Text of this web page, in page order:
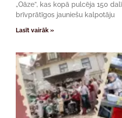
„Oāze”, kas kopā pulcēja 150
brīvprātīgos jauniešu kalpotāju
Lasīt vairāk »